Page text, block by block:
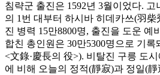
침략군 출진은 1592년 3월이었다.
의 1번 대부터 하시바 히데카쓰(羽
진 병력 15만8800명, 출진을 도운 예
합친 총인원은 30만5300명으로 기
<文錄·慶長의 役>). 비탈진 구릉 도
에 비해 오늘의 정적(靜寂)과 정일(